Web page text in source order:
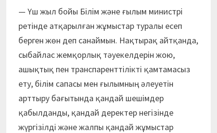
— Үш жыл бойы Білім және ғылым министрі
ретінде атқарылған жұмыстар туралы есеп
берген жөн деп санаймын. Нақтырақ айтқанда,
сыбайлас жемқорлық тәуекелдерін жою,
ашықтық пен транспаренттілікті қамтамасыз
ету, білім сапасы мен ғылымның әлеуетін
арттыру бағытында қандай шешімдер
қабылданды, қандай деректер негізінде
жүргізілді және жалпы қандай жұмыстар